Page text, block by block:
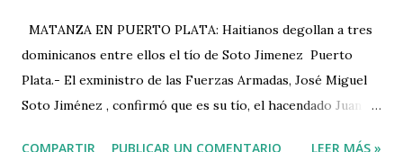
MATANZA EN PUERTO PLATA: Haitianos degollan a tres
dominicanos entre ellos el tío de Soto Jimenez Puerto
Plata.- El exministro de las Fuerzas Armadas, José Miguel
Soto Jiménez , confirmó que es su tío, el hacendado Juan
COMPARTIR PUBLICAR UN COMENTARIO LEER MÁS »